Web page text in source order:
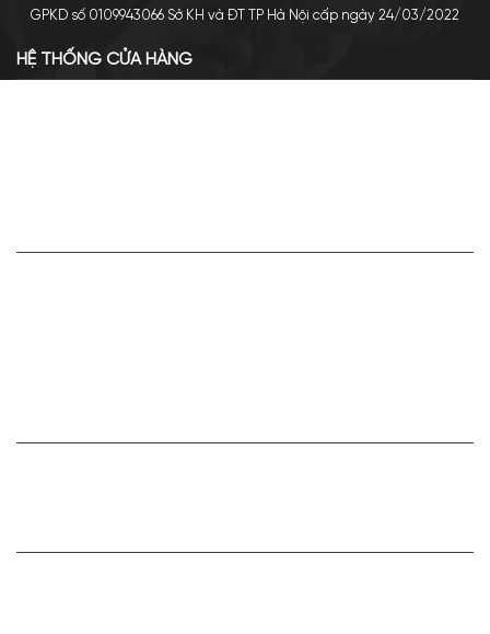
GPKD số 0109943066 Sở KH và ĐT TP Hà Nội cấp ngày 24/03/2022
HỆ THỐNG CỬA HÀNG